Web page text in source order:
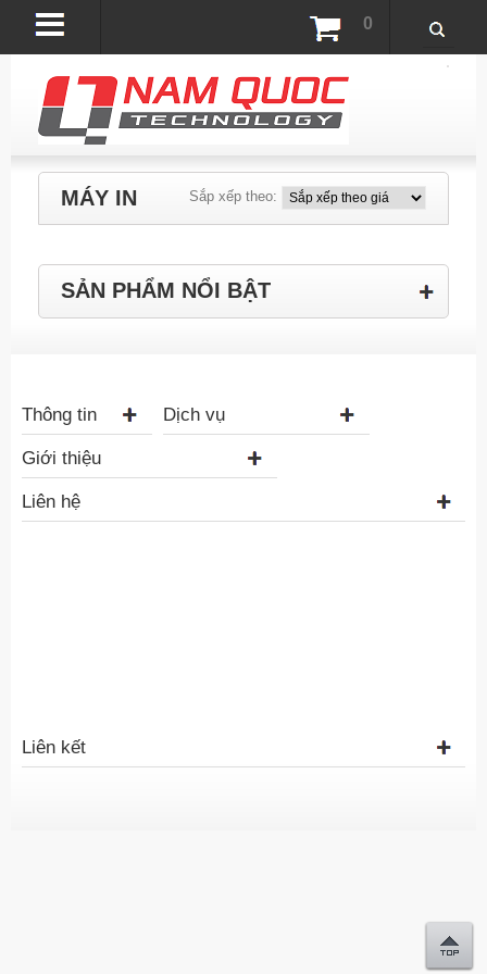
0
MÁY IN Sắp xếp theo:
SẢN PHẨM NỔI BẬT
Thông tin Dịch vụ
Giới thiệu
Liên hệ
Liên kết